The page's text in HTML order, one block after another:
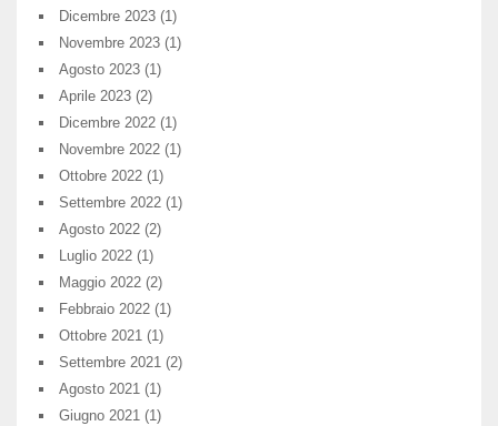
Dicembre 2023 (1)
Novembre 2023 (1)
Agosto 2023 (1)
Aprile 2023 (2)
Dicembre 2022 (1)
Novembre 2022 (1)
Ottobre 2022 (1)
Settembre 2022 (1)
Agosto 2022 (2)
Luglio 2022 (1)
Maggio 2022 (2)
Febbraio 2022 (1)
Ottobre 2021 (1)
Settembre 2021 (2)
Agosto 2021 (1)
Giugno 2021 (1)